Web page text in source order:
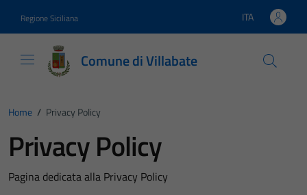
Regione Siciliana Lingua attiva:
ITA
Comune di Villabate
Home / Privacy Policy
Privacy Policy
Pagina dedicata alla Privacy Policy